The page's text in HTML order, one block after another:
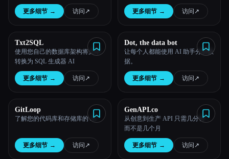
更多细节 → 访问 ↗︎
SQL查询，可以更快地编写SQL
查询，而不会出现错误。
更多细节 → 访问 ↗︎
Txt2SQL
使用您自己的数据库架构将文本
转换为 SQL 生成器 AI
更多细节 → 访问 ↗︎
Dot, the data bot
让每个人都能使用 AI 助手分析数
据。
更多细节 → 访问 ↗︎
GitLoop
了解您的代码库和存储库的 AI
更多细节 → 访问 ↗︎
GenAPI.co
从创意到生产 API 只需几分钟，
而不是几个月
更多细节 → 访问 ↗︎